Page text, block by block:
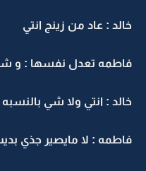
خالد : عاد من زينج انتي
فاطمه تعدل نفسها : و
خالد : انتي ولا شي بالنسبه
فاطمه : لا مايصير جذي بديت